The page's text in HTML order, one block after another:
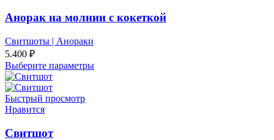
Анорак на молнии с кокеткой
Свитшоты | Анораки
5.400 ₽
Выберите параметры
Быстрый просмотр
Нравится
Свитшот